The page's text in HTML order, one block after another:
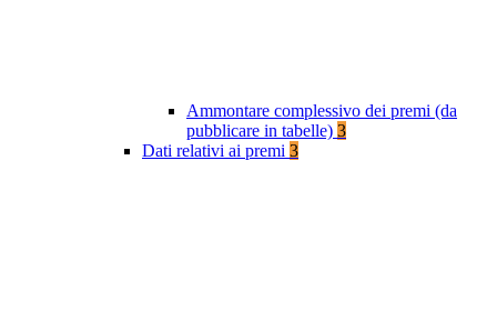
Ammontare complessivo dei premi (da
pubblicare in tabelle) 3
Dati relativi ai premi 3